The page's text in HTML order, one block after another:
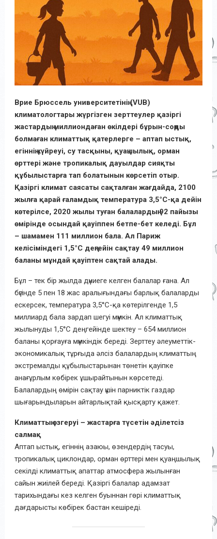
Врие Брюссель университетінің (VUB)
климатологтары жүргізген зерттеулер қазіргі
жастардың миллиондаған өкілдері бұрын-соңды
болмаған климаттық қатерлерге – аптап ыстық,
егіннің күйреуі, су тасқыны, қуаңшылық, орман
өрттері және тропикалық дауылдар сияқты
құбылыстарға тап болатынын көрсетіп отыр.
Қазіргі климат саясаты сақталған жағдайда, 2100
жылға қарай ғаламдық температура 3,5°C-қа дейін
көтерілсе, 2020 жылы туған балалардың 92 пайызы
өмірінде осындай қауіппен бетпе-бет келеді. Бұл
– шамамен 111 миллион бала. Ал Париж
келісіміндегі 1,5°C деңгейін сақтау 49 миллион
баланы мұндай қауіптен сақтай алады.
Бұл – тек бір жылда дүниеге келген балалар ғана. Ал
бүгінде 5 пен 18 жас аралығындағы барлық балаларды
ескерсек, температура 3,5°C-қа көтерілгенде 1,5
миллиард бала зардап шегуі мүмкін. Ал климаттық
жылынуды 1,5°C деңгейінде шектеу – 654 миллион
баланы қорғауға мүмкіндік береді. Зерттеу әлеуметтік-
экономикалық тұрғыда әлсіз балалардың климаттың
экстремалды құбылыстарынан төнетін қауіпке
анағұрлым көбірек ұшырайтынын көрсетеді.
Балалардың өмірін сақтау үшін парниктік газдар
шығарындыларын айтарлықтай қысқарту қажет.
Климаттың өзгеруі – жастарға түсетін әділетсіз
салмақ
Аптап ыстық, егіннің азаюы, өзендердің тасуы,
тропикалық циклондар, орман өрттері мен қуаңшылық
секілді климаттық апаттар атмосфера жылынған
сайын жиілей береді. Қазіргі балалар адамзат
тарихындағы кез келген буыннан гөрі климаттық
дағдарысты көбірек бастан кешіреді.